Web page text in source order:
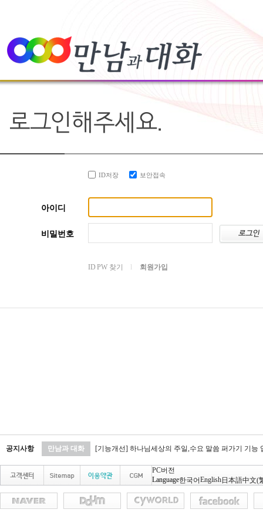
ID저장 보안접속
아이디
비밀번호
ID PW 찾기 회원가입
공지사항 만남과 대화 [기능개선] 하나님세상의 주일,수요 말씀 퍼가기 기능
PC버전
Language한국어English日本語中文(